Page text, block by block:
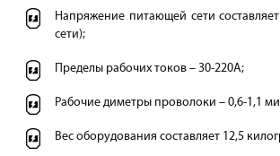
Напряжение питающей сети
сети);
Пределы рабочих токов – 30-220А;
Рабочие диметры проволоки – 0,6-1,1
Вес оборудования составляет 12,5